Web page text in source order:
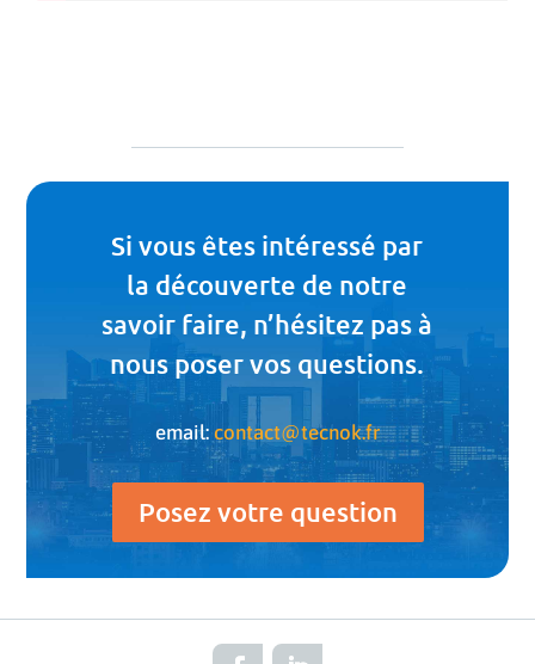
Si vous êtes intéressé par
la découverte de notre
savoir faire, n’hésitez pas à
nous poser vos questions.
email: contact@tecnok.fr
Posez votre question